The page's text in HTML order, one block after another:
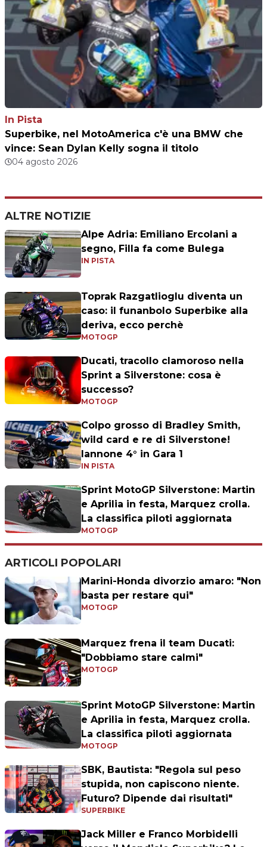
In Pista
Superbike, nel MotoAmerica c'è una BMW che
vince: Sean Dylan Kelly sogna il titolo
04 agosto 2026
ALTRE NOTIZIE
Alpe Adria: Emiliano Ercolani a
segno, Filla fa come Bulega
IN PISTA
Toprak Razgatlioglu diventa un
caso: il funanbolo Superbike alla
deriva, ecco perchè
MOTOGP
Ducati, tracollo clamoroso nella
Sprint a Silverstone: cosa è
successo?
MOTOGP
Colpo grosso di Bradley Smith,
wild card e re di Silverstone!
Iannone 4° in Gara 1
IN PISTA
Sprint MotoGP Silverstone: Martin
e Aprilia in festa, Marquez crolla.
La classifica piloti aggiornata
MOTOGP
ARTICOLI POPOLARI
Marini-Honda divorzio amaro: "Non
basta per restare qui"
MOTOGP
Marquez frena il team Ducati:
"Dobbiamo stare calmi"
MOTOGP
Sprint MotoGP Silverstone: Martin
e Aprilia in festa, Marquez crolla.
La classifica piloti aggiornata
MOTOGP
SBK, Bautista: "Regola sul peso
stupida, non capiscono niente.
Futuro? Dipende dai risultati"
SUPERBIKE
Jack Miller e Franco Morbidelli